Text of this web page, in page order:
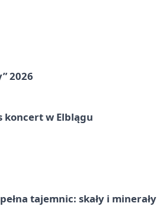
2026
koncert w Elblągu
tajemnic: skały i minerały